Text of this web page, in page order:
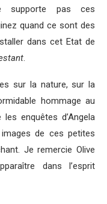
supporte pas ces
quand ce sont des
dans cet Etat de
.
sur la nature, sur la
hommage au
enquêtes d’Angela
de ces petites
Je remercie Olive
dans l’esprit